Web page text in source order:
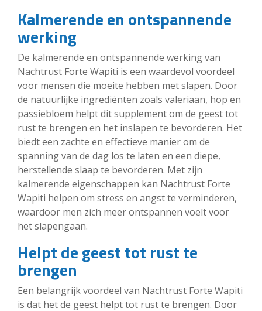
Kalmerende en ontspannende
werking
De kalmerende en ontspannende werking van
Nachtrust Forte Wapiti is een waardevol voordeel
voor mensen die moeite hebben met slapen. Door
de natuurlijke ingrediënten zoals valeriaan, hop en
passiebloem helpt dit supplement om de geest tot
rust te brengen en het inslapen te bevorderen. Het
biedt een zachte en effectieve manier om de
spanning van de dag los te laten en een diepe,
herstellende slaap te bevorderen. Met zijn
kalmerende eigenschappen kan Nachtrust Forte
Wapiti helpen om stress en angst te verminderen,
waardoor men zich meer ontspannen voelt voor
het slapengaan.
Helpt de geest tot rust te
brengen
Een belangrijk voordeel van Nachtrust Forte Wapiti
is dat het de geest helpt tot rust te brengen. Door